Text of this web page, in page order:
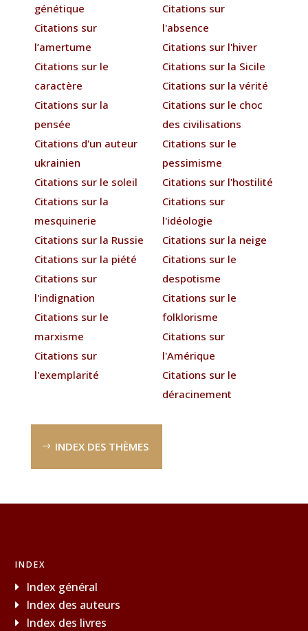
génétique
Citations sur
l’amertume
Citations sur le
caractère
Citations sur la
pensée
Citations d'un auteur
ukrainien
Citations sur le soleil
Citations sur la
mesquinerie
Citations sur la Russie
Citations sur la piété
Citations sur
l'indignation
Citations sur le
marxisme
Citations sur
l'exemplarité
Citations sur
l'absence
Citations sur l'hiver
Citations sur la Sicile
Citations sur la vérité
Citations sur le choc
des civilisations
Citations sur le
pessimisme
Citations sur l'hostilité
Citations sur
l'idéologie
Citations sur la neige
Citations sur le
despotisme
Citations sur le
folklorisme
Citations sur
l'Amérique
Citations sur le
déracinement
INDEX DES THÈMES
INDEX
Index général
Index des auteurs
Index des livres